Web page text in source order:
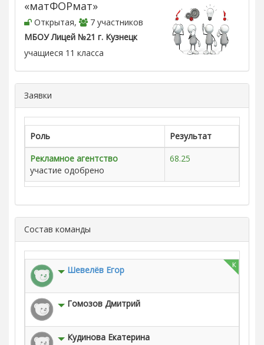
«матФОРмат»
Открытая,
7 участников
МБОУ Лицей №21 г. Кузнецк
учащиеся 11 класса
Заявки
Роль
Результат
Рекламное агентство
участие одобрено
68.25
Состав команды
к
Шевелёв Егор
Гомозов Дмитрий
Кудинова Екатерина